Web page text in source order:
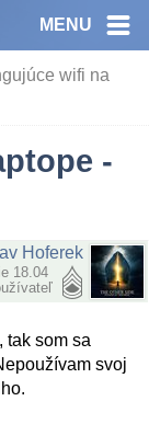
MENU
wifi na
-
Hoferek
18.04
tak som sa
svoj